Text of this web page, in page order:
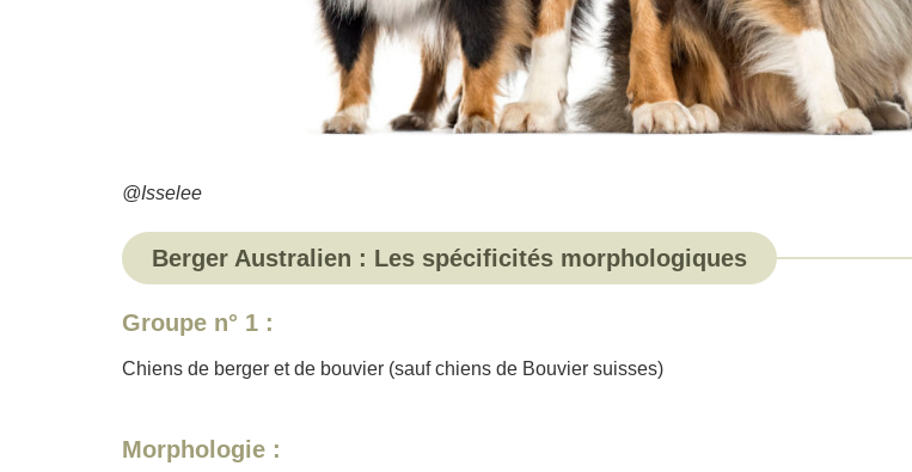
@Isselee
Berger Australien : Les spécificités morphologiques
Groupe n° 1 :
Chiens de berger et de bouvier (sauf chiens de Bouvier suisses)
Morphologie :